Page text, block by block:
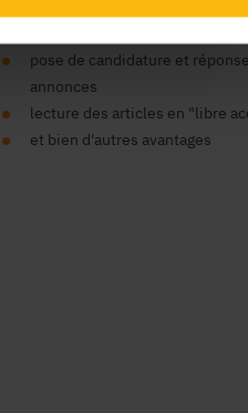
consultation des annonces
pose de candidature et
annonces
lecture des articles en "libre
et bien d'autres avantages